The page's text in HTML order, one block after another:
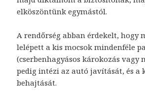
elköszöntünk egymástól.
A rendőrség abban érdekelt, hogy
lelépett a kis mocsok mindenféle
(cserbenhagyásos károkozás vagy
pedig intézi az autó javítását, és a
behajtását.